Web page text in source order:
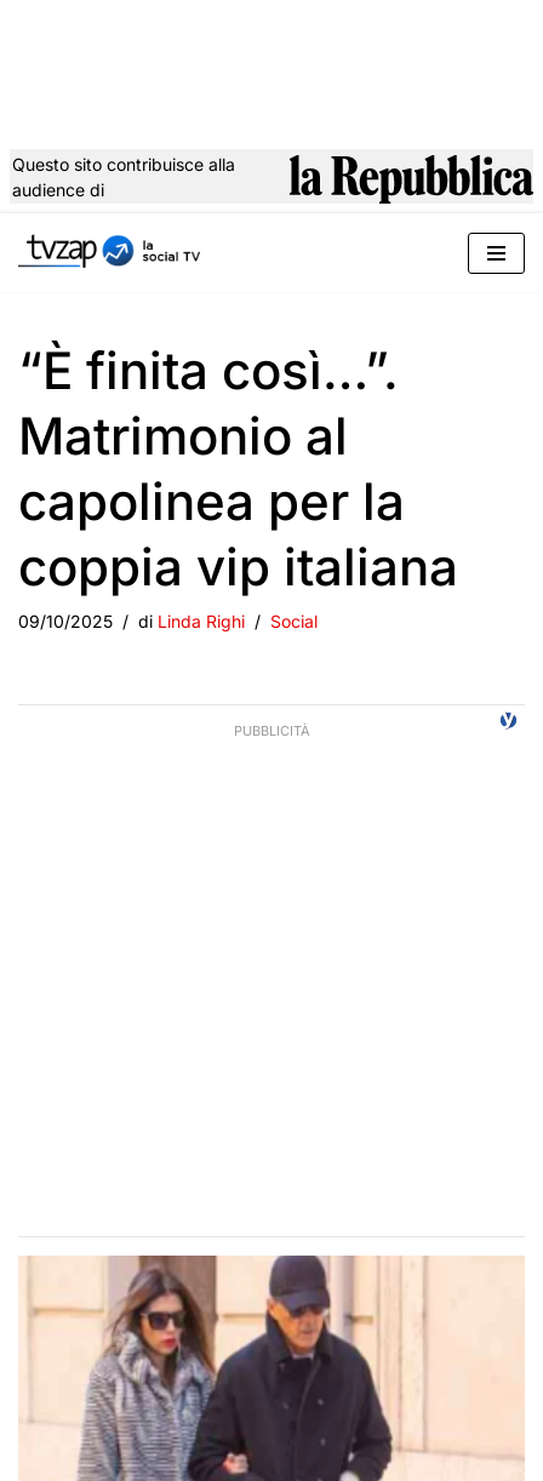
al
Questo sito contribuisce alla
audience di
“È finita così…”.
Matrimonio al
capolinea per la
coppia vip italiana
09/10/2025 di Linda Righi Social